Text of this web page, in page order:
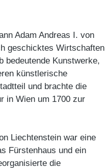
Adam Andreas I. von
geschicktes Wirtschaften
bedeutende Kunstwerke,
künstlerische
und brachte die
in Wien um 1700 zur
Liechtenstein war eine
Fürstenhaus und ein
die